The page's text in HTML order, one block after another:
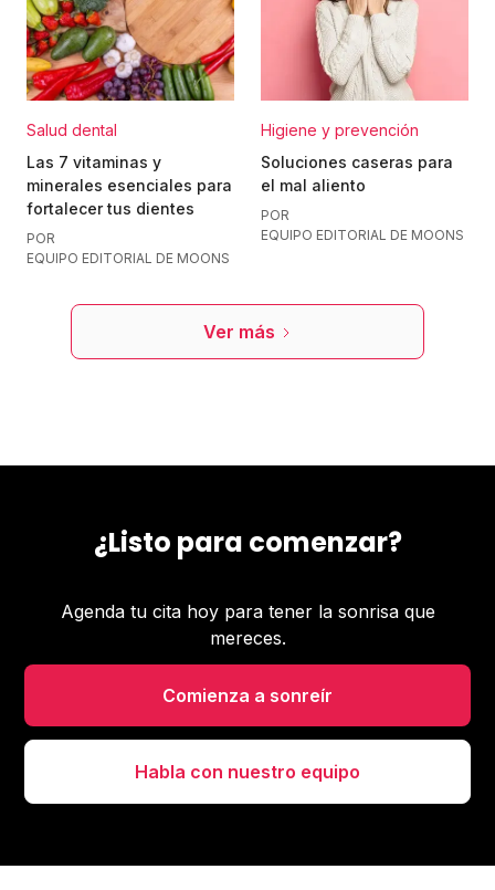
Salud dental
Las 7 vitaminas y
minerales esenciales para
fortalecer tus dientes
POR
EQUIPO EDITORIAL DE MOONS
Higiene y prevención
Soluciones caseras para
el mal aliento
POR
EQUIPO EDITORIAL DE MOONS
Ver más
¿Listo para comenzar?
Agenda tu cita hoy para tener la sonrisa que
mereces.
Comienza a sonreír
Habla con nuestro equipo